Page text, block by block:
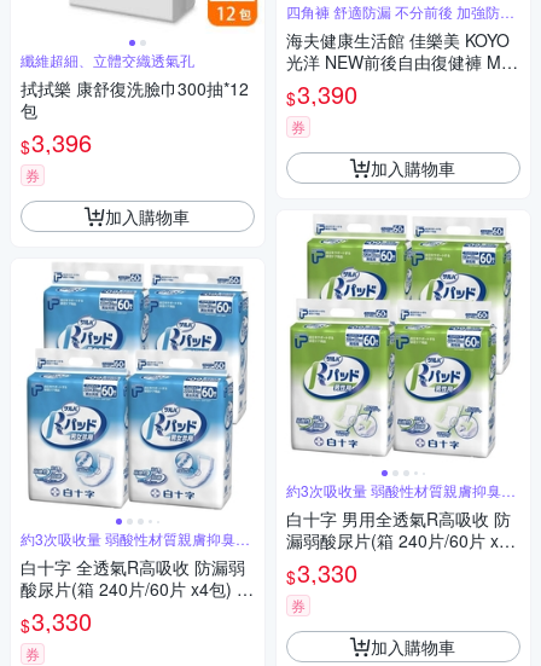
纖維超細、立體交織透氣孔
拭拭樂 康舒復洗臉巾300抽*12
包
$3,396
券
加入購物車
約3次吸收量 弱酸性材質親膚抑臭抗
菌
白十字 全透氣R高吸收 防漏弱
酸尿片(箱 240片/60片 x4包) 日
本製原裝進口
$3,330
券
四角褲 舒適防漏 不分前後 加強防漏
褲型
海夫健康生活館 佳樂美 KOYO
光洋 NEW前後自由復健褲 M號
共54片
$3,390
券
加入購物車
約3次吸收量 弱酸性材質親膚抑臭抗
菌
白十字 男用全透氣R高吸收 防
漏弱酸尿片(箱 240片/60片 x4
包) 日本製原裝進口
$3,330
券
加入購物車